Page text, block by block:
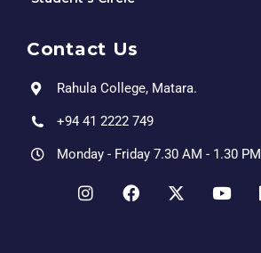
Contact Us
Rahula College, Matara.
+94 41 2222 749
Monday - Friday 7.30 AM - 1.30 PM